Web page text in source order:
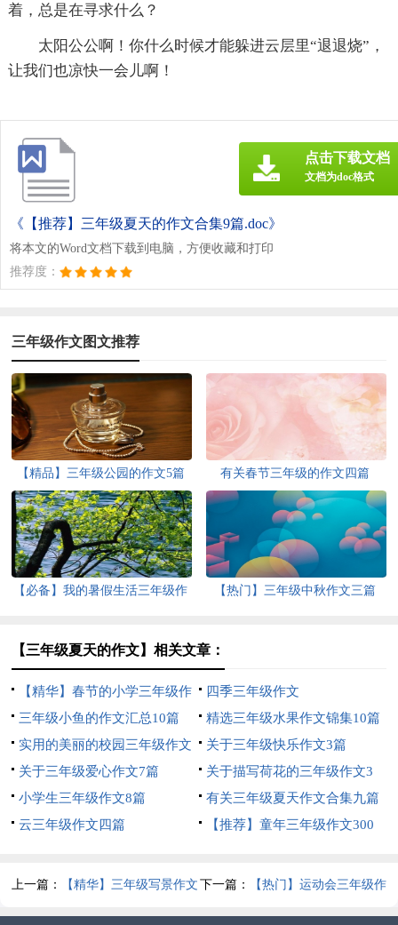
着，总是在寻求什么？
太阳公公啊！你什么时候才能躲进云层里“退退烧”，
让我们也凉快一会儿啊！
《【推荐】三年级夏天的作文合集9篇.doc》
将本文的Word文档下载到电脑，方便收藏和打印
推荐度：
点击下载文档
文档为doc格式
三年级作文图文推荐
【精品】三年级公园的作文5篇 有关春节三年级的作文四篇
【必备】我的暑假生活三年级作
【热门】三年级中秋作文三篇
【三年级夏天的作文】相关文章：
【精华】春节的小学三年级作
文3篇
四季三年级作文
三年级小鱼的作文汇总10篇
精选三年级水果作文锦集10篇
实用的美丽的校园三年级作文
300字4篇
关于三年级快乐作文3篇
关于三年级爱心作文7篇
关于描写荷花的三年级作文3
篇
小学生三年级作文8篇
有关三年级夏天作文合集九篇
云三年级作文四篇
【推荐】童年三年级作文300
上一篇： 【精华】三年级写景作文
七篇
下一篇： 【热门】运动会三年级作
文八篇